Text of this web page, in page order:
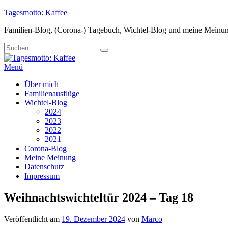
Zum
springen
Tagesmotto: Kaffee
Familien-Blog, (Corona-) Tagebuch, Wichtel-Blog und meine
Suche
nach:
Suchen
Menü
Primäres
Menü
Über mich
Familienausflüge
Wichtel-Blog
2024
2023
2022
2021
Corona-Blog
Meine Meinung
Datenschutz
Impressum
Weihnachtswichteltür 2024 – Tag 18
Veröffentlicht am 19. Dezember 2024 von Marco